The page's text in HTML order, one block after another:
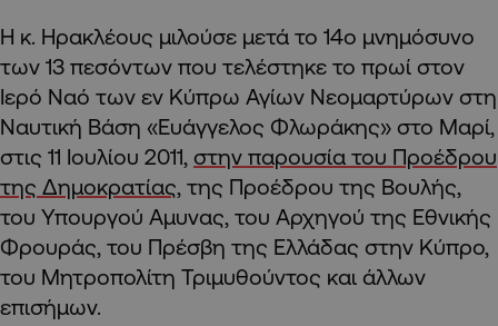
Η κ. Ηρακλέους μιλούσε μετά το 14ο μνημόσυνο
των 13 πεσόντων που τελέστηκε το πρωί στον
Ιερό Ναό των εν Κύπρω Αγίων Νεομαρτύρων στη
Ναυτική Βάση «Ευάγγελος Φλωράκης» στο Μαρί,
στις 11 Ιουλίου 2011, στην παρουσία του Προέδρου
της Δημοκρατίας, της Προέδρου της Βουλής,
του Υπουργού Αμυνας, του Αρχηγού της Εθνικής
Φρουράς, του Πρέσβη της Ελλάδας στην Κύπρο,
του Μητροπολίτη Τριμυθούντος και άλλων
επισήμων.